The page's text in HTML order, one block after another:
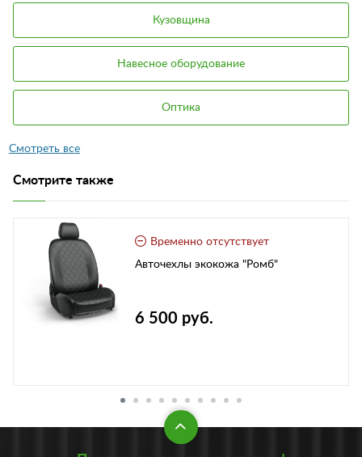
Кузовщина
Навесное оборудование
Оптика
Смотрите также
Временно отсутствует
Авточехлы экокожа "Ромб"
6 500 руб.